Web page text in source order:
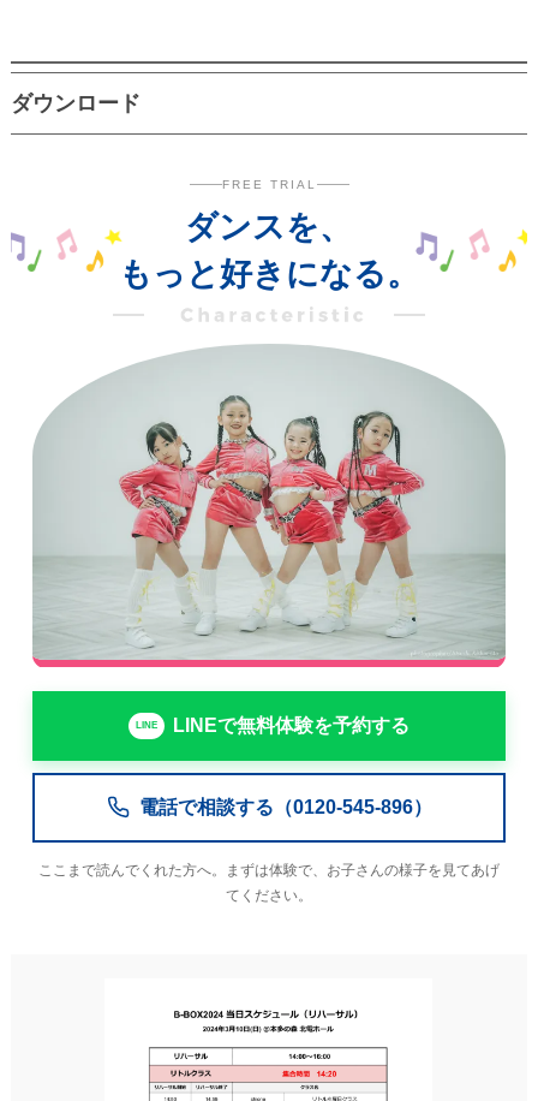
ダウンロード
FREE TRIAL
ダンスを、
もっと好きになる。
LINEで無料体験を予約する
電話で相談する（0120-545-896）
ここまで読んでくれた方へ。まずは体験で、お子さんの様子を見てあげ
てください。